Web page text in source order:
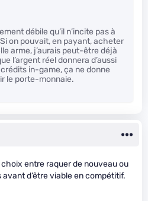
débile qu’il n’incite pas à
on pouvait, en payant, acheter
arme, j’aurais peut-être déjà
l’argent réel donnera d’aussi
in-game, ça ne donne
le porte-monnaie.
entre raquer de nouveau ou
d’être viable en compétitif.